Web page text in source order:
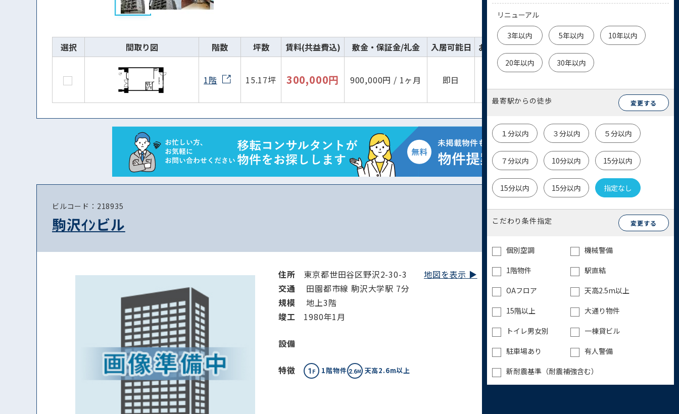
リニューアル
3年以内 5年以内 10年以内
20年以内 30年以内
最寄駅からの徒歩 変更する
１分以内 ３分以内 ５分以内
７分以内 10分以内 15分以内
15分以内 15分以内 指定なし
こだわり条件指定 変更する
個別空調
機械警備
1階物件
駅直結
OAフロア
天高2.5m以上
15階以上
大通り物件
トイレ男女別
一棟貸ビル
駐車場あり
有人警備
新耐震基準（耐震補強含む）
住所 路線・駅
選択 間取り図 階数 坪数 賃料(共益費込) 敷金・保証金/礼金 入居可能日 お気に入り 詳細 お問い合わせ
1階 15.17坪 300,000円 900,000円 / 1ヶ月 即日
詳細を
ビルコード：218935
駒沢ｲﾝビル
住所 東京都世田谷区野沢2-30-3地図を表示 ▶︎
交通
田園都市線 駒沢大学駅 7分
規模
地上3階
竣⼯ 1980年1月
設備
特徴 1階物件 天高2.6m以上